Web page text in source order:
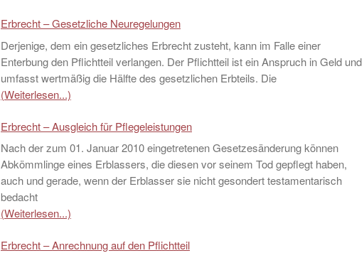
Erbrecht – Gesetzliche Neuregelungen
Derjenige, dem ein gesetzliches Erbrecht zusteht, kann im Falle einer
Enterbung den Pflichtteil verlangen. Der Pflichtteil ist ein Anspruch in Geld und
umfasst wertmäßig die Hälfte des gesetzlichen Erbteils. Die
(Weiterlesen...)
Erbrecht – Ausgleich für Pflegeleistungen
Nach der zum 01. Januar 2010 eingetretenen Gesetzesänderung können
Abkömmlinge eines Erblassers, die diesen vor seinem Tod gepflegt haben,
auch und gerade, wenn der Erblasser sie nicht gesondert testamentarisch
bedacht
(Weiterlesen...)
Erbrecht – Anrechnung auf den Pflichtteil